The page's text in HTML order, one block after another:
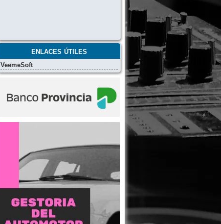
enlaces útiles
VeemeSoft